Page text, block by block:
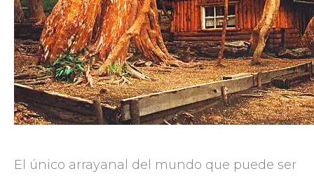
El único arrayanal del mundo que puede ser